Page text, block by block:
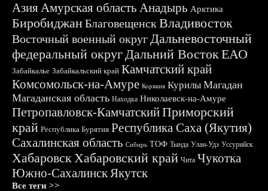
АзияАмурская область Анадырь Арктика
БиробиджанБлаговещенскВладивосток
Восточный военный округДальневосточный
федеральный округДальний ВостокЕАО
Забайкалье Забайкальский край Камчатский край
Комсомольск-на-Амуре Корякия Курилы Магадан
Магаданская область Находка Николаевск-на-Амуре
Петропавловск-КамчатскийПриморский
край Республика Бурятия Республика Саха (Якутия)
Сахалинская область Сибирь ТОФ Тында Улан-Удэ Уссурийск
ХабаровскХабаровский край Чита Чукотка
Южно-СахалинскЯкутск
Все теги >>